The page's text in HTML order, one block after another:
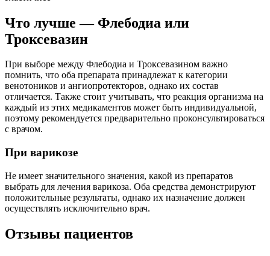
Что лучше — Флебодиа или
Троксевазин
При выборе между Флебодиа и Троксевазином важно
помнить, что оба препарата принадлежат к категории
венотоников и ангиопротекторов, однако их состав
отличается. Также стоит учитывать, что реакция организма на
каждый из этих медикаментов может быть индивидуальной,
поэтому рекомендуется предварительно проконсультироваться
с врачом.
При варикозе
Не имеет значительного значения, какой из препаратов
выбрать для лечения варикоза. Оба средства демонстрируют
положительные результаты, однако их назначение должен
осуществлять исключительно врач.
Отзывы пациентов